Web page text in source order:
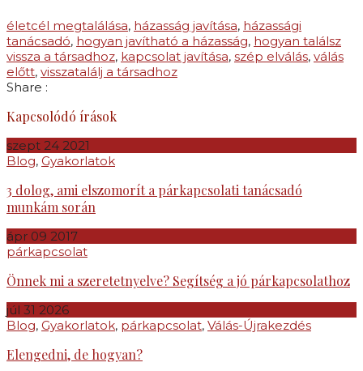
életcél megtalálása, házasság javítása, házassági
tanácsadó, hogyan javítható a házasság, hogyan találsz
vissza a társadhoz, kapcsolat javítása, szép elválás, válás
előtt, visszatalálj a társadhoz
Share :
Kapcsolódó írások
szept 24 2021
Blog, Gyakorlatok
3 dolog, ami elszomorít a párkapcsolati tanácsadó
munkám során
ápr 09 2017
párkapcsolat
Önnek mi a szeretetnyelve? Segítség a jó párkapcsolathoz
júl 31 2026
Blog, Gyakorlatok, párkapcsolat, Válás-Újrakezdés
Elengedni, de hogyan?